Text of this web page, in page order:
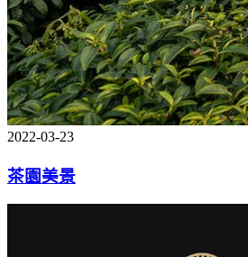
2022-03-23
茶園美景